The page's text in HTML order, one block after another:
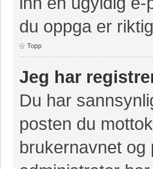
du oppga er
Topp
Jeg har
Du har
posten du
brukernavnet og